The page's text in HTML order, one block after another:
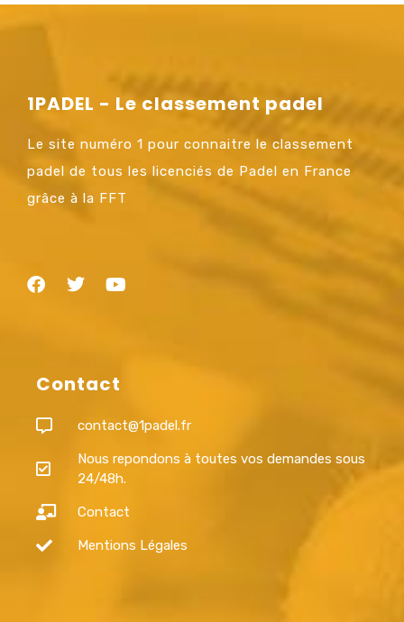
1PADEL - Le classement padel
Le site numéro 1 pour connaitre le classement
padel de tous les licenciés de Padel en France
grâce à la FFT
Contact
contact@1padel.fr
Nous repondons à toutes vos demandes sous
24/48h.
Contact
Mentions Légales